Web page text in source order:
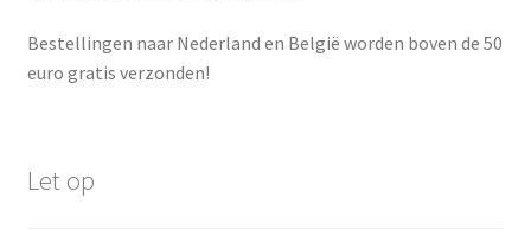
Bestellingen naar Nederland en België worden boven de 50
euro gratis verzonden!
Let op